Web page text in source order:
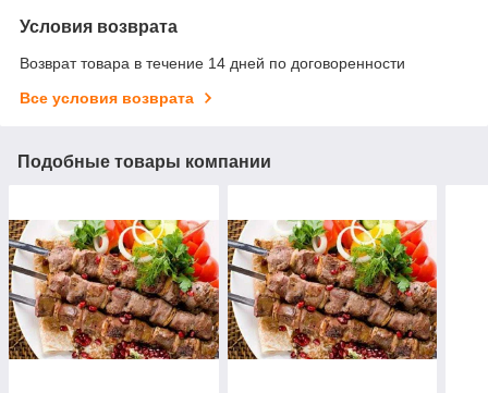
Условия возврата
Возврат товара в течение 14 дней по договоренности
Все условия возврата
Подобные товары компании